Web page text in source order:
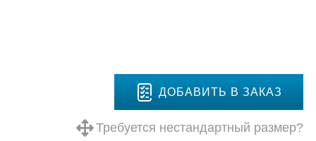
ДОБАВИТЬ В ЗАКАЗ
Требуется нестандартный размер?